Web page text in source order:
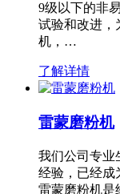
9级以下的非
试验和改进，
机，…
了解详情
雷蒙磨粉机
我们公司专业
经验，已经成
雷蒙磨粉机是